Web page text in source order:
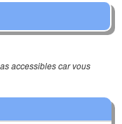
accessibles car vous